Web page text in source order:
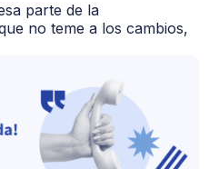
parte de la
no teme a los cambios,